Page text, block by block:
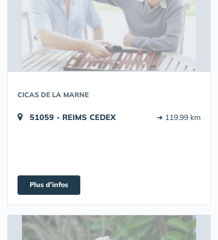
CICAS DE LA MARNE
51059 - REIMS CEDEX ➔ 119.99 km
Plus d'infos